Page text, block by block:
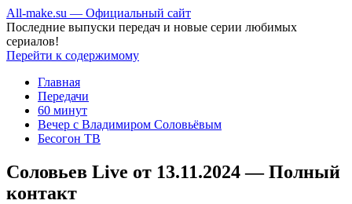
All-make.su — Официальный сайт
Последние выпуски передач и новые серии любимых
сериалов!
Перейти к содержимому
Главная
Передачи
60 минут
Вечер с Владимиром Соловьёвым
Бесогон ТВ
Соловьев Live от 13.11.2024 — Полный
контакт